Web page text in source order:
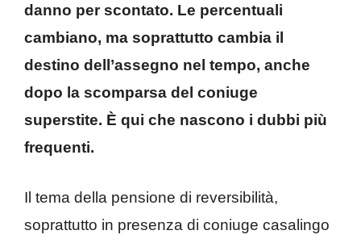
danno per scontato. Le percentuali
cambiano, ma soprattutto cambia il
destino dell’assegno nel tempo, anche
dopo la scomparsa del coniuge
superstite. È qui che nascono i dubbi più
frequenti.
Il tema della pensione di reversibilità,
soprattutto in presenza di coniuge casalingo